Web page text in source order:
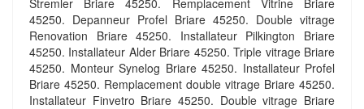
Stremler Briare 45250. Remplacement Vitrine Briare
45250. Depanneur Profel Briare 45250. Double vitrage
Renovation Briare 45250. Installateur Pilkington Briare
45250. Installateur Alder Briare 45250. Triple vitrage Briare
45250. Monteur Synelog Briare 45250. Installateur Profel
Briare 45250. Remplacement double vitrage Briare 45250.
Installateur Finvetro Briare 45250. Double vitrage Briare